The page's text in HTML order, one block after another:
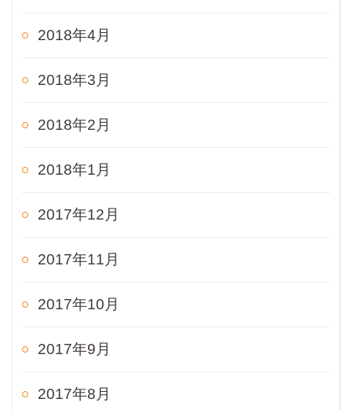
2018年4月
2018年3月
2018年2月
2018年1月
2017年12月
2017年11月
2017年10月
2017年9月
2017年8月